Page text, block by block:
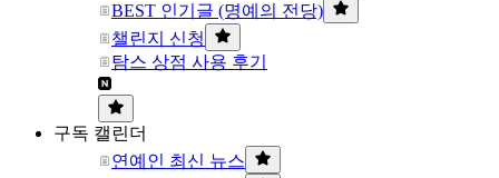
BEST 인기글 (명예의 전당)
챌린지 신청
탐스 상점 사용 후기
구독 캘린더
연예인 최신 뉴스